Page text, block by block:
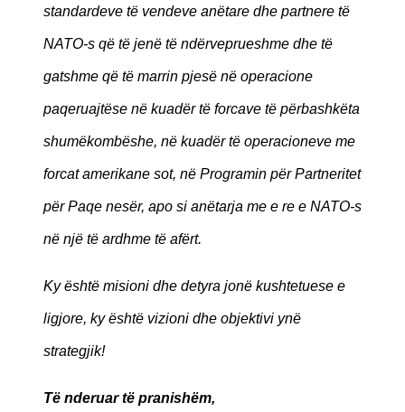
standardeve të vendeve anëtare dhe partnere të
NATO-s që të jenë të ndërveprueshme dhe të
gatshme që të marrin pjesë në operacione
paqeruajtëse në kuadër të forcave të përbashkëta
shumëkombëshe, në kuadër të operacioneve me
forcat amerikane sot, në Programin për Partneritet
për Paqe nesër, apo si anëtarja me e re e NATO-s
në një të ardhme të afërt.
Ky është misioni dhe detyra jonë kushtetuese e
ligjore, ky është vizioni dhe objektivi ynë
strategjik!
Të nderuar të pranishëm,